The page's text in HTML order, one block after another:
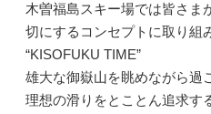
木曽福島スキー場では皆さま
切にするコンセプトに取り組
“KISOFUKU TIME”
雄大な御嶽山を眺めながら過
理想の滑りをとことん追求す